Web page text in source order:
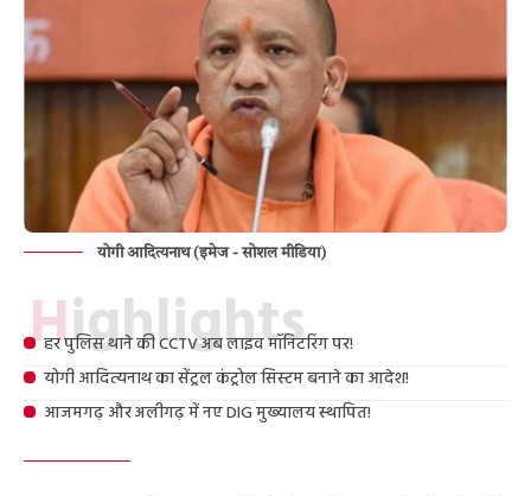
योगी आदित्यनाथ (इमेज - सोशल मीडिया)
Highlights
हर पुलिस थाने की CCTV अब लाइव मॉनिटरिंग पर!
योगी आदित्यनाथ का सेंट्रल कंट्रोल सिस्टम बनाने का आदेश!
आजमगढ़ और अलीगढ़ में नए DIG मुख्यालय स्थापित!